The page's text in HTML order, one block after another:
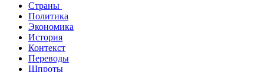
Страны
Политика
Экономика
История
Контекст
Переводы
Шпроты